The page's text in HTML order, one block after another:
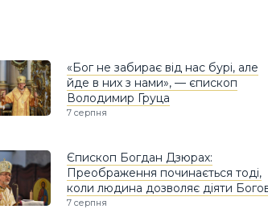
«Бог не забирає від нас бурі, але
йде в них з нами», — єпископ
Володимир Груца
7 серпня
Єпископ Богдан Дзюрах:
Преображення починається тоді,
коли людина дозволяє діяти
7 серпня